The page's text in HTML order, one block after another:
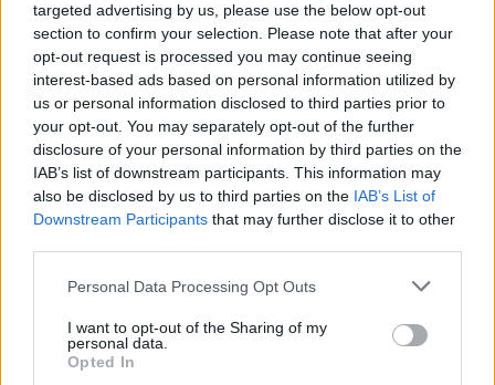
targeted advertising by us, please use the below opt-out
section to confirm your selection. Please note that after your
opt-out request is processed you may continue seeing
interest-based ads based on personal information utilized by
us or personal information disclosed to third parties prior to
your opt-out. You may separately opt-out of the further
disclosure of your personal information by third parties on the
IAB’s list of downstream participants. This information may
also be disclosed by us to third parties on the IAB’s List of
Downstream Participants that may further disclose it to other
Please note that this website/app uses one or more Google
not limited to your visit or usage behaviour. You may click to
grant or deny consent to Google and its third-party tags to
use your data for below specified purposes in below Google
Personal Data Processing Opt Outs
I want to opt-out of the Sharing of my
personal data.
Opted In
08. 05.
EZÉRT PÁRÁSODIK BE
ÁLLANDÓAN AZ ABLAK – EGYSZERŰBB
A MEGOLDÁS, MINT GONDOLNÁD
Villámgyors megoldás
08. 04.
NEM ECETTEL ÉS NEM
SZÓDABIKARBÓNÁVAL: EZZEL LESZ
ÚJRA CSILLOGÓ A VÍZKÖVES CSAP
A legjobb trükk
08. 03.
HA MINDIG EZT A MONDATOT
ÉRZELMI INTELLIGENCIÁRA UTALHAT